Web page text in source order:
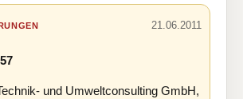
21.06.2011
und Umweltconsulting GmbH,